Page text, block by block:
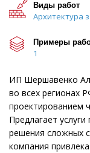
Виды работ
Архитектура
Примеры
1
ИП Шершавенко
во всех регионах
проектированием
Предлагает
решения сложных
компания